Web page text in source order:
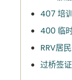
407 培
400 临
RRV居
过桥签证